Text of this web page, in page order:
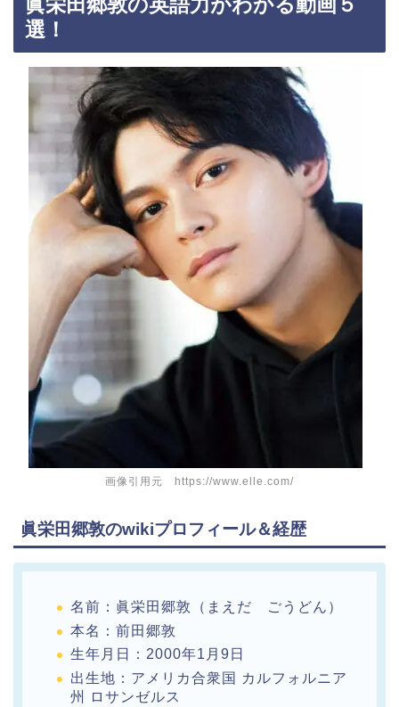
選！
画像引用元 https://www.elle.com/
眞栄田郷敦のwikiプロフィール＆経歴
名前：眞栄田郷敦（まえだ ごうどん）
本名：前田郷敦
生年月日：2000年1月9日
出生地：アメリカ合衆国 カルフォルニア
州 ロサンゼルス